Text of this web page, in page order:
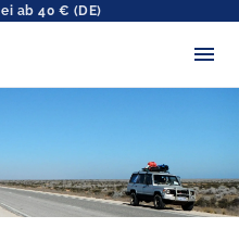
ab 40 € (DE)